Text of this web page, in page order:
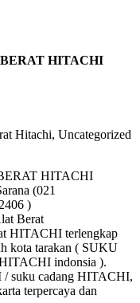
HITACHI
Hitachi, Uncategorized
HITACHI
(021
)
Berat
HITACHI terlengkap
kota tarakan ( SUKU
indonsia ).
suku cadang HITACHI,
terpercaya dan